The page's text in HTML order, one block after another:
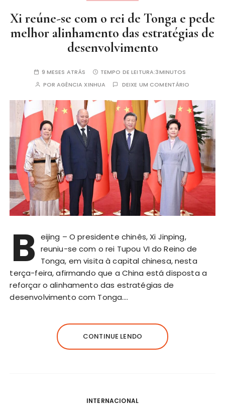
Xi reúne-se com o rei de Tonga e pede
melhor alinhamento das estratégias de
desenvolvimento
9 MESES ATRÁS TEMPO DE LEITURA:3MINUTOS
PORAGÊNCIA XINHUA DEIXE UM COMENTÁRIO
B eijing – O presidente chinês, Xi Jinping,
reuniu-se com o rei Tupou VI do Reino de
Tonga, em visita à capital chinesa, nesta
terça-feira, afirmando que a China está disposta a
reforçar o alinhamento das estratégias de
desenvolvimento com Tonga….
CONTINUE LENDO
INTERNACIONAL